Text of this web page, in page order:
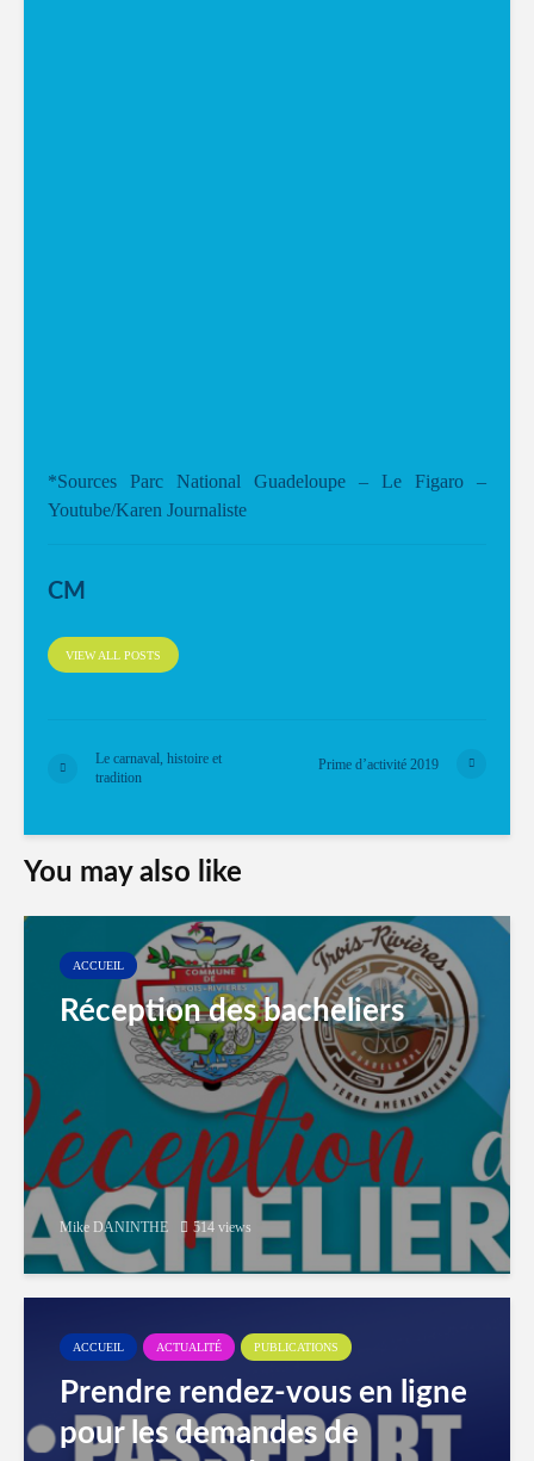
*Sources Parc National Guadeloupe – Le Figaro –
Youtube/Karen Journaliste
CM
VIEW ALL POSTS
Le carnaval, histoire et
tradition
Prime d’activité 2019
You may also like
ACCUEIL
Réception des bacheliers
Mike DANINTHE 514 views
ACCUEIL ACTUALITÉ PUBLICATIONS
Prendre rendez-vous en ligne
pour les demandes de